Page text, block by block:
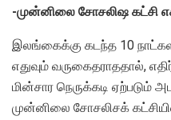
-முன்னிலை சோசலிஷ கட்சி
இலங்கைக்கு கடந்த 10
எதுவும் வருகைதராததால்,
மின்சார நெருக்கடி ஏற்படும்
முன்னிலை சோசலிசக்